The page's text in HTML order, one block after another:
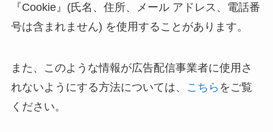
『Cookie』(氏名、住所、メール アドレス、電話番
号は含まれません) を使用することがあります。
また、このような情報が広告配信事業者に使用さ
れないようにする方法については、
こちら をご覧
ください。